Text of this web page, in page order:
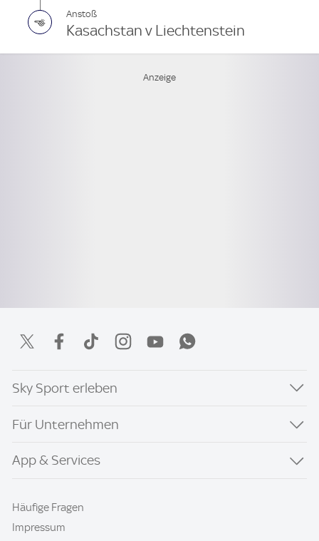
Anstoß
Kasachstan v Liechtenstein
Sky Sport erleben
Für Unternehmen
App & Services
Häufige Fragen
Impressum